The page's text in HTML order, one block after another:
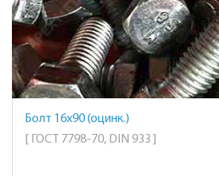
Болт 16х90 (оцинк.)
[ ГОСТ 7798-70, DIN 933 ]